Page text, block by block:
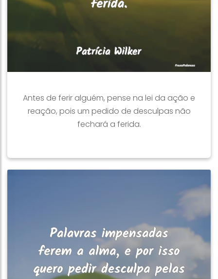
Antes de ferir alguém, pense na lei da ação e
reação, pois um pedido de desculpas não
fechará a ferida.